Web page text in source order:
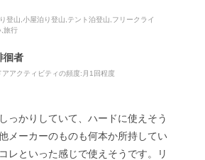
登山,小屋泊り登山,テント泊登山,フリークライ
,旅行
徊者
アアクティビティの頻度: 月1回程度
っかりしていて、ハードに使えそう
メーカーのものも何本か所持してい
レといった感じで使えそうです。リ